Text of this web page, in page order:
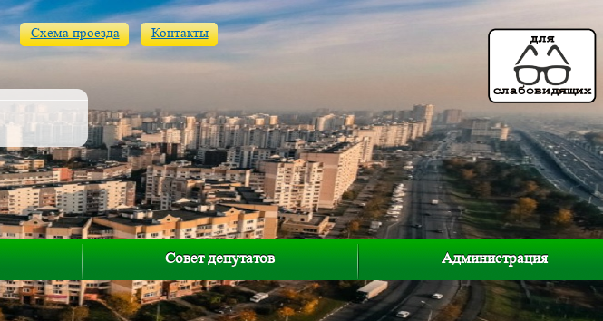
Схема проезда Контакты
Совет депутатов Администрация